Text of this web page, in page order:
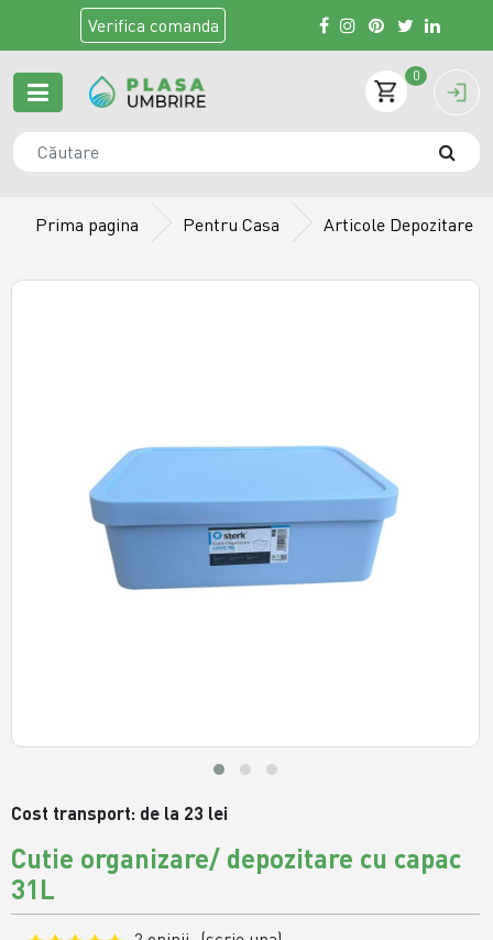
Verifica comanda
0
Prima pagina Pentru Casa Articole Depozitare
Cost transport: de la 23 lei
Cutie organizare/ depozitare cu capac
31L